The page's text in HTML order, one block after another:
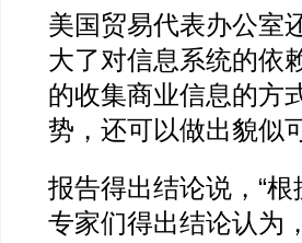
美国贸易代表办公室
大了对信息系统的依
的收集商业信息的方
势，还可以做出貌似
报告得出结论说，“
专家们得出结论认为